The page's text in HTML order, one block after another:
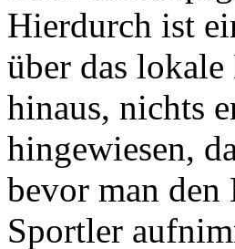
Hierdurch ist
über das
hinaus, nichts
hingewiesen,
bevor man den
Sportler